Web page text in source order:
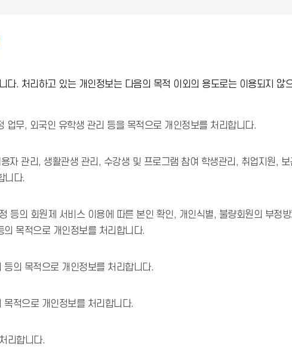
다. 처리하고 있는 개인정보는 다음의 목적 이외의 용도로는 이용되지
업무, 외국인 유학생 관리 등을 목적으로 개인정보를 처리합니다.
자 관리, 생활관생 관리, 수강생 및 프로그램 참여 학생관리, 취업지원,
니다.
등의 회원제 서비스 이용에 따른 본인 확인, 개인식별, 불량회원의 부
목적으로 개인정보를 처리합니다.
의 목적으로 개인정보를 처리합니다.
적으로 개인정보를 처리합니다.
리합니다.